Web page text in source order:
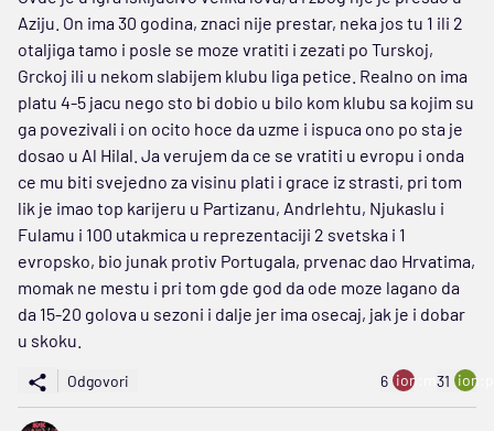
Aziju. On ima 30 godina, znaci nije prestar, neka jos tu 1 ili 2
otaljiga tamo i posle se moze vratiti i zezati po Turskoj,
Grckoj ili u nekom slabijem klubu liga petice. Realno on ima
platu 4-5 jacu nego sto bi dobio u bilo kom klubu sa kojim su
ga povezivali i on ocito hoce da uzme i ispuca ono po sta je
dosao u Al Hilal. Ja verujem da ce se vratiti u evropu i onda
ce mu biti svejedno za visinu plati i grace iz strasti, pri tom
lik je imao top karijeru u Partizanu, Andrlehtu, Njukaslu i
Fulamu i 100 utakmica u reprezentaciji 2 svetska i 1
evropsko, bio junak protiv Portugala, prvenac dao Hrvatima,
momak ne mestu i pri tom gde god da ode moze lagano da
da 15-20 golova u sezoni i dalje jer ima osecaj, jak je i dobar
u skoku.
Odgovori 6 ion:minus
31